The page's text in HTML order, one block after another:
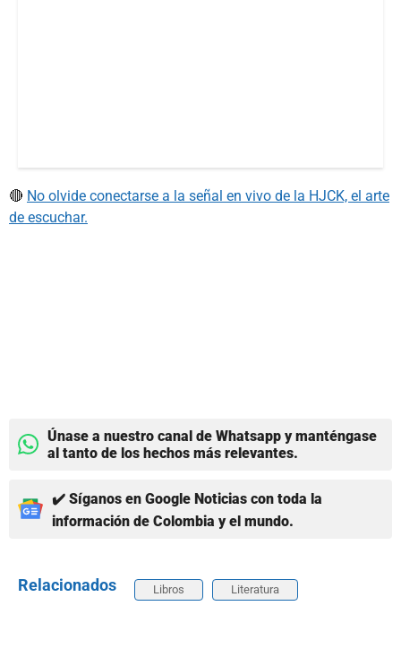
🔴 No olvide conectarse a la señal en vivo de la HJCK, el arte
de escuchar.
Únase a nuestro canal de Whatsapp y manténgase
al tanto de los hechos más relevantes.
✔️ Síganos en Google Noticias con toda la
información de Colombia y el mundo.
Relacionados Libros Literatura